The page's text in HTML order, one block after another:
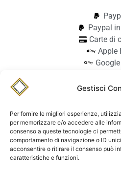
Gestisci
Per fornire le migliori esperienze,
per memorizzare e/o accedere alle
consenso a queste tecnologie ci
comportamento di navigazione o ID
acconsentire o ritirare il consenso può
caratteristiche e funzioni.
Paypal
Carte di
Apple
Pagamento
© Stilmode